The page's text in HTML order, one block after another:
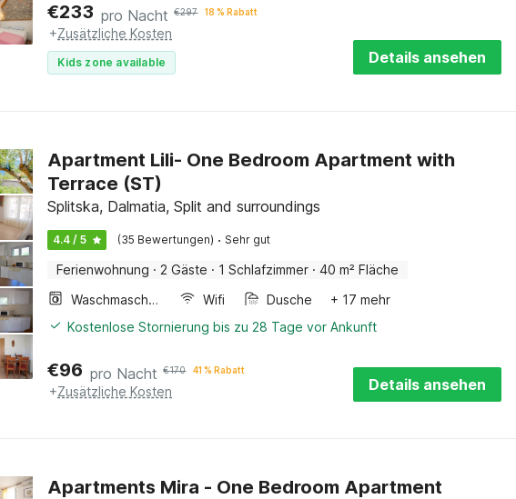
€233 pro Nacht €297 18 % Rabatt
+Zusätzliche Kosten
Kids zone available Details ansehen
Apartment Lili- One Bedroom Apartment with
Terrace (ST)
Splitska, Dalmatia, Split and surroundings
4.4 / 5 (35 Bewertungen) · Sehr gut
Ferienwohnung · 2 Gäste · 1 Schlafzimmer · 40 m² Fläche
Waschmaschine
Wifi Dusche
+ 17 mehr
Kostenlose Stornierung bis zu 28 Tage vor Ankunft
€96 pro Nacht €170 41 % Rabatt
+Zusätzliche Kosten Details ansehen
Apartments Mira - One Bedroom Apartment